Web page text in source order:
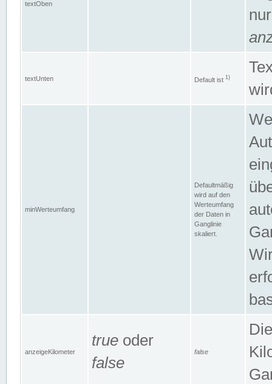
textOben
textUnten Default ist 1)
minWerteumfang
Defaultmäßig
wird auf den
Werteumfang
der Daten in
Ganglinie
skaliert.
anzeigeKilometer
true oder
false
false